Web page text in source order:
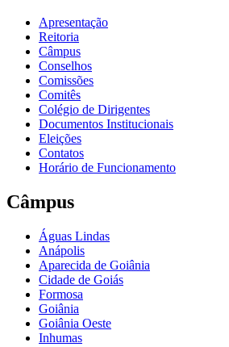
Apresentação
Reitoria
Câmpus
Conselhos
Comissões
Comitês
Colégio de Dirigentes
Documentos Institucionais
Eleições
Contatos
Horário de Funcionamento
Câmpus
Águas Lindas
Anápolis
Aparecida de Goiânia
Cidade de Goiás
Formosa
Goiânia
Goiânia Oeste
Inhumas